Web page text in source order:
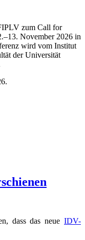
zum Call for
November 2026 in
wird vom Institut
der Universität
dass das neue IDV-